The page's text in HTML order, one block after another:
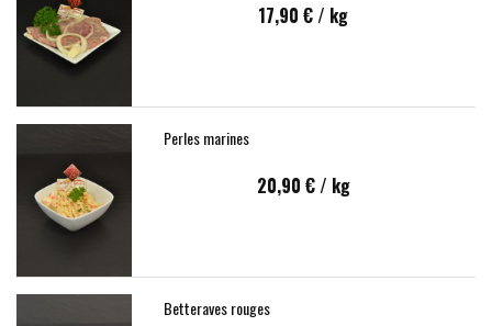
17,90 € / kg
Perles marines
20,90 €/ kg
Betteraves rouges